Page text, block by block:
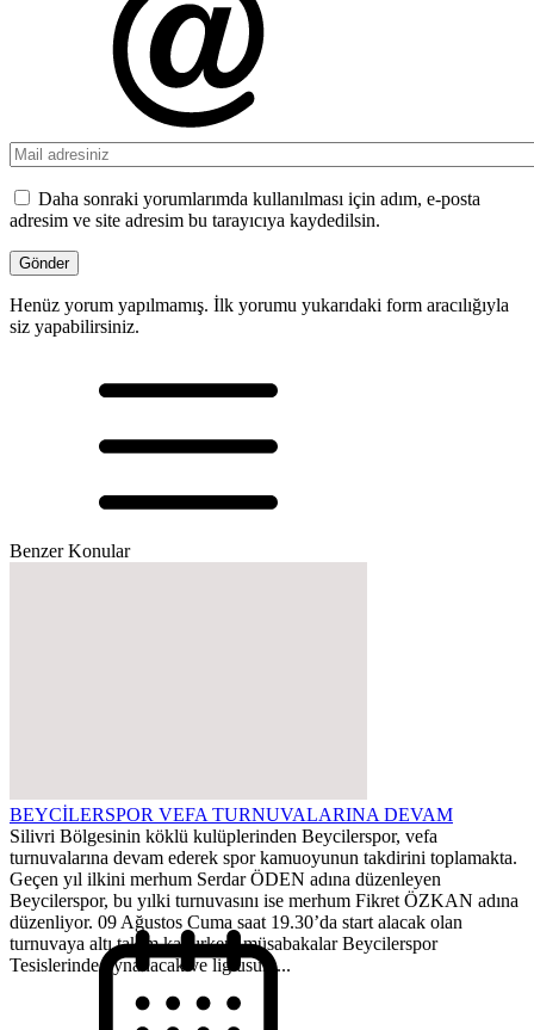
Daha sonraki yorumlarımda kullanılması için adım, e-posta
adresim ve site adresim bu tarayıcıya kaydedilsin.
Henüz yorum yapılmamış. İlk yorumu yukarıdaki form aracılığıyla
siz yapabilirsiniz.
Benzer Konular
BEYCİLERSPOR VEFA TURNUVALARINA DEVAM
Silivri Bölgesinin köklü kulüplerinden Beycilerspor, vefa
turnuvalarına devam ederek spor kamuoyunun takdirini toplamakta.
Geçen yıl ilkini merhum Serdar ÖDEN adına düzenleyen
Beycilerspor, bu yılki turnuvasını ise merhum Fikret ÖZKAN adına
düzenliyor. 09 Ağustos Cuma saat 19.30’da start alacak olan
turnuvaya altı takım katılırken, müsabakalar Beycilerspor
Tesislerinde oynanacak ve lig usulü...